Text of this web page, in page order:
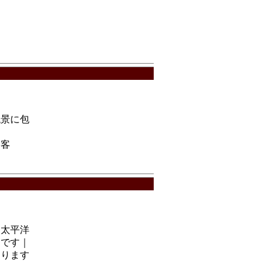
に包
平洋
す｜
ます